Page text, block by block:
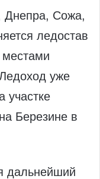
Днепра, Сожа,
ледостав
уже
участке
Березине в
дальнейший